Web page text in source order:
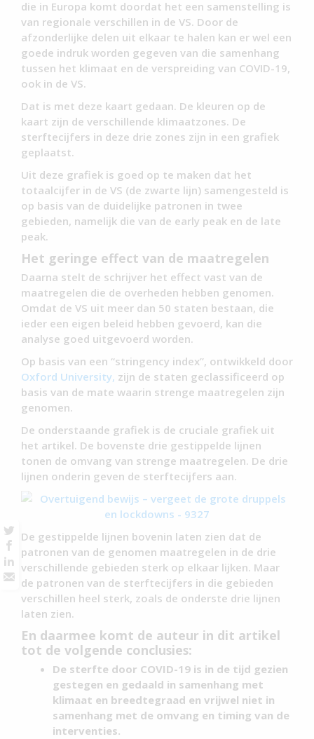
die in Europa komt doordat het een samenstelling is
van regionale verschillen in de VS. Door de
afzonderlijke delen uit elkaar te halen kan er wel een
goede indruk worden gegeven van die samenhang
tussen het klimaat en de verspreiding van COVID-19,
ook in de VS.
Dat is met deze kaart gedaan. De kleuren op de
kaart zijn de verschillende klimaatzones. De
sterftecijfers in deze drie zones zijn in een grafiek
geplaatst.
Uit deze grafiek is goed op te maken dat het
totaalcijfer in de VS (de zwarte lijn) samengesteld is
op basis van de duidelijke patronen in twee
gebieden, namelijk die van de early peak en de late
peak.
Het geringe effect van de maatregelen
Daarna stelt de schrijver het effect vast van de
maatregelen die de overheden hebben genomen.
Omdat de VS uit meer dan 50 staten bestaan, die
ieder een eigen beleid hebben gevoerd, kan die
analyse goed uitgevoerd worden.
Op basis van een “stringency index”, ontwikkeld door
Oxford University, zijn de staten geclassificeerd op
basis van de mate waarin strenge maatregelen zijn
genomen.
De onderstaande grafiek is de cruciale grafiek uit
het artikel. De bovenste drie gestippelde lijnen
tonen de omvang van strenge maatregelen. De drie
lijnen onderin geven de sterftecijfers aan.
De gestippelde lijnen bovenin laten zien dat de
patronen van de genomen maatregelen in de drie
verschillende gebieden sterk op elkaar lijken. Maar
de patronen van de sterftecijfers in die gebieden
verschillen heel sterk, zoals de onderste drie lijnen
laten zien.
En daarmee komt de auteur in dit artikel
tot de volgende conclusies:
De sterfte door COVID-19 is in de tijd gezien
gestegen en gedaald in samenhang met
klimaat en breedtegraad en vrijwel niet in
samenhang met de omvang en timing van de
interventies.